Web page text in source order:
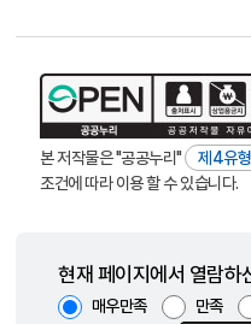
본 저작물은 "공공누리"
제4유
조건에 따라 이용 할 수 있습니다.
현재 페이지에서 열람하
매우만족 만족